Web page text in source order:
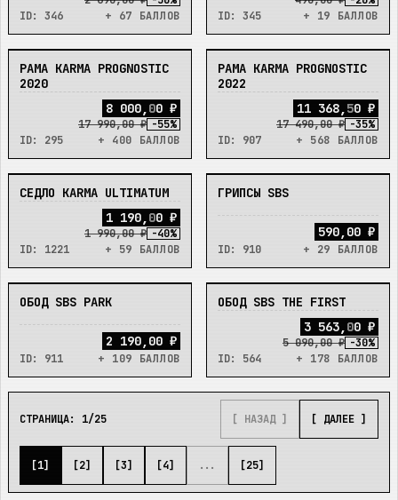
ID: 346
+ 67 БАЛЛОВ
ID: 345
+ 19 БАЛЛОВ
В_НАЛИЧИИ
РАМА KARMA PROGNOSTIC
2020
ID: 295
8 000,00 ₽
17 990,00 ₽ -55%
+ 400 БАЛЛОВ
В_НАЛИЧИИ
РАМА KARMA PROGNOSTIC
2022
ID: 907
11 368,50 ₽
17 490,00 ₽ -35%
+ 568 БАЛЛОВ
В_НАЛИЧИИ
СЕДЛО KARMA ULTIMATUM
ID: 1221
1 190,00 ₽
1 990,00 ₽ -40%
+ 59 БАЛЛОВ
В_НАЛИЧИИ
ГРИПСЫ SBS
ID: 910
590,00 ₽
+ 29 БАЛЛОВ
В_НАЛИЧИИ
ОБОД SBS PARK
ID: 911
2 190,00 ₽
+ 109 БАЛЛОВ
В_НАЛИЧИИ
ОБОД SBS THE FIRST
ID: 564
3 563,00 ₽
5 090,00 ₽ -30%
+ 178 БАЛЛОВ
СТРАНИЦА: 1/25 [ НАЗАД ] [ ДАЛЕЕ ]
[1] [2] [3] [4] ... [25]